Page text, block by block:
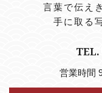
言葉で伝え
手に取る
TEL.
営業時間